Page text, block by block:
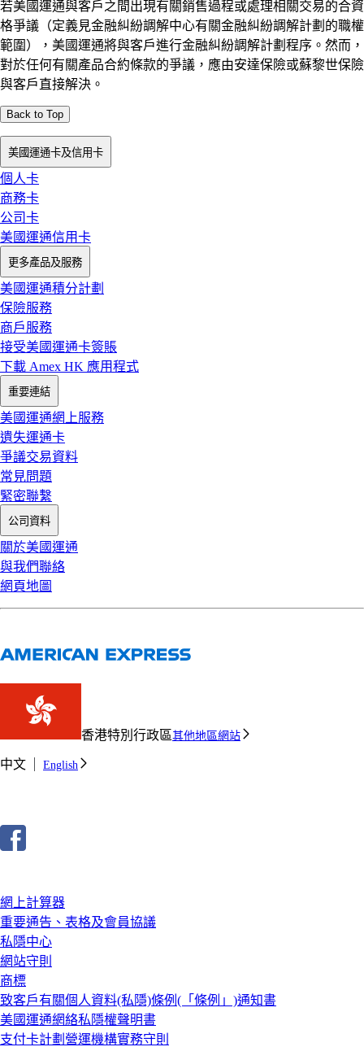
若美國運通與客戶之間出現有關銷售過程或處理相關交易的合資
格爭議（定義見金融糾紛調解中心有關金融糾紛調解計劃的職權
範圍），美國運通將與客戶進行金融糾紛調解計劃程序。然而，
對於任何有關產品合約條款的爭議，應由安達保險或蘇黎世保險
與客戶直接解決。
Back to Top
美國運通卡及信用卡
個人卡
商務卡
公司卡
美國運通信用卡
更多產品及服務
美國運通積分計劃
保險服務
商戶服務
接受美國運通卡簽賬
下載 Amex HK 應用程式
重要連結
美國運通網上服務
遺失運通卡
爭議交易資料
常見問題
緊密聯繫
公司資料
關於美國運通
與我們聯絡
網頁地圖
香港特別行政區其他地區網站
中文 English
網上計算器
重要通告、表格及會員協議
私隱中心
網站守則
商標
致客戶有關個人資料(私隱)條例(「條例」)通知書
美國運通網絡私隱權聲明書
支付卡計劃營運機構實務守則